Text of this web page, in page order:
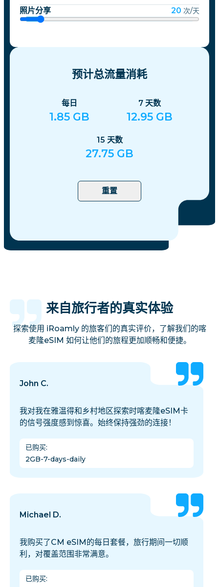
照片分享 20 次/天
预计总流量消耗
每日
1.85 GB
7 天数
12.95 GB
15 天数
27.75 GB
重置
来自旅行者的真实体验
探索使用 iRoamly 的旅客们的真实评价，了解我们的喀
麦隆eSIM 如何让他们的旅程更加顺畅和便捷。
John C.
我对我在雅温得和乡村地区探索时喀麦隆eSIM卡
的信号强度感到惊喜。始终保持强劲的连接！
已购买:
2GB-7-days-daily
Michael D.
我购买了CM eSIM的每日套餐，旅行期间一切顺
利，对覆盖范围非常满意。
已购买: